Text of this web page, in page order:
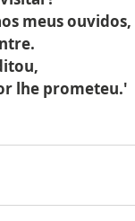
meus ouvidos,
lhe prometeu.'